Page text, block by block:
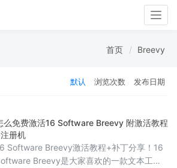
首页 Breevy
默认 浏览次数 发布日期
么免费激活16 Software Breevy 附激活教程
册机
Software Breevy激活教程+补丁分享！16
Breevy是大家喜欢的一款文本工